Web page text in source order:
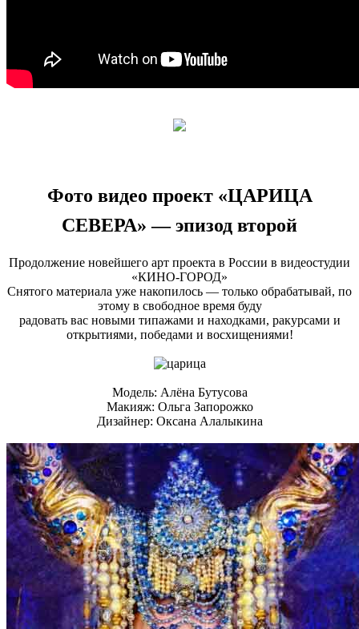
Фото видео проект «ЦАРИЦА
СЕВЕРА» — эпизод второй
Продолжение новейшего арт проекта в России в видеостудии
«КИНО-ГОРОД»
Снятого материала уже накопилось — только обрабатывай, по
этому в свободное время буду
радовать вас новыми типажами и находками, ракурсами и
открытиями, победами и восхищениями!
Модель: Алёна Бутусова
Макияж: Ольга Запорожко
Дизайнер: Оксана Алалыкина